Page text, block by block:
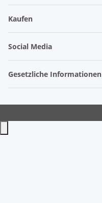
Kaufen
Social Media
Gesetzliche Informationen